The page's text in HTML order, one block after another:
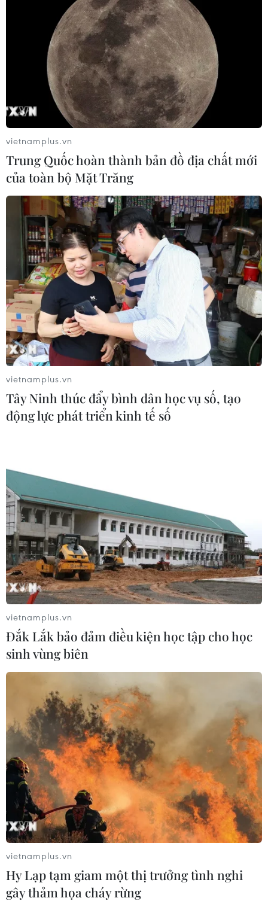
vietnamplus.vn
Trung Quốc hoàn thành bản đồ địa chất mới
của toàn bộ Mặt Trăng
vietnamplus.vn
Tây Ninh thúc đẩy bình dân học vụ số, tạo
động lực phát triển kinh tế số
vietnamplus.vn
Đắk Lắk bảo đảm điều kiện học tập cho học
sinh vùng biên
vietnamplus.vn
Hy Lạp tạm giam một thị trưởng tình nghi
gây thảm họa cháy rừng